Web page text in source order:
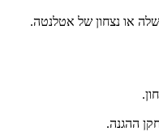
שלה או נצחון של אטלנטה.
ההגנה.